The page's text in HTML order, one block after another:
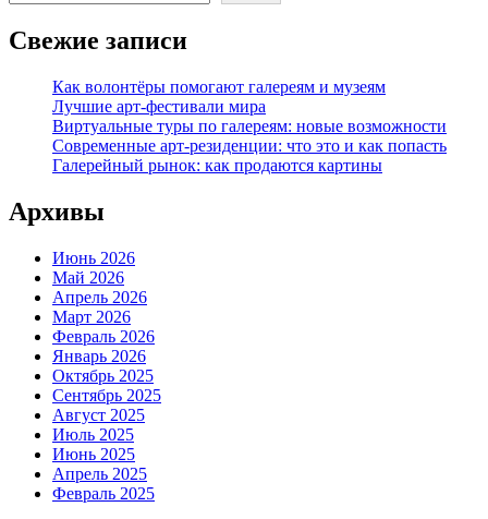
Свежие записи
Как волонтёры помогают галереям и музеям
Лучшие арт-фестивали мира
Виртуальные туры по галереям: новые возможности
Современные арт-резиденции: что это и как попасть
Галерейный рынок: как продаются картины
Архивы
Июнь 2026
Май 2026
Апрель 2026
Март 2026
Февраль 2026
Январь 2026
Октябрь 2025
Сентябрь 2025
Август 2025
Июль 2025
Июнь 2025
Апрель 2025
Февраль 2025